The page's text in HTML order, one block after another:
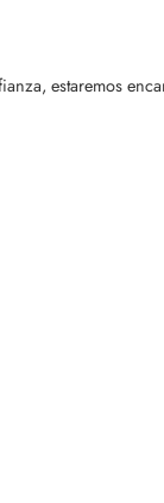
estaremos